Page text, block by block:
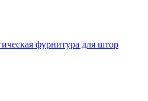
фурнитура для штор